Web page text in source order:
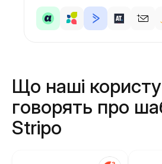
Що наші
говорять про
Stripo